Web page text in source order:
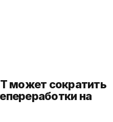
может сократить
на